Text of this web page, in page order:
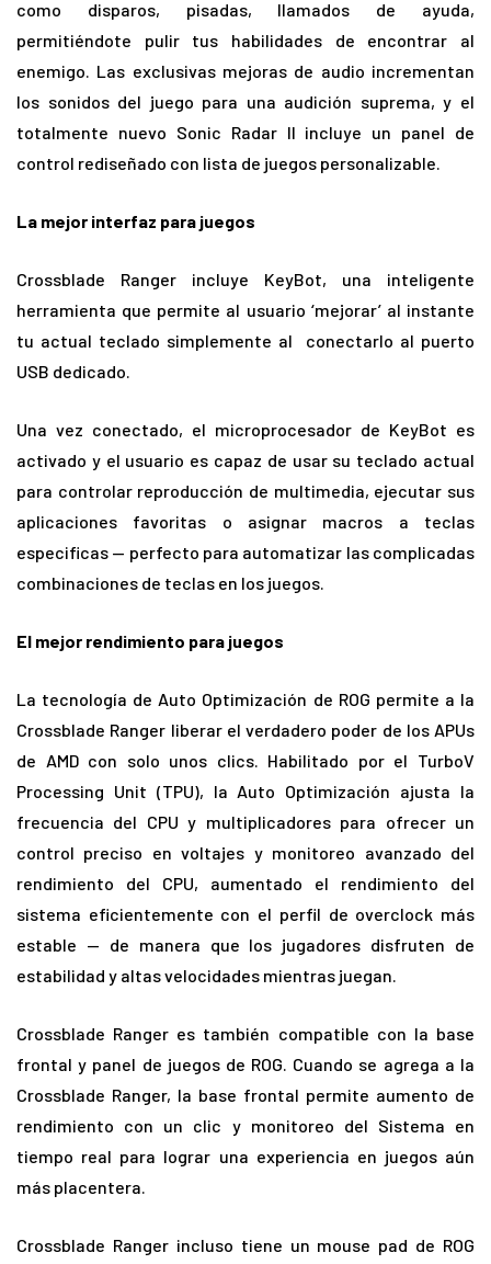
como disparos, pisadas, llamados de ayuda,
permitiéndote pulir tus habilidades de encontrar al
enemigo. Las exclusivas mejoras de audio incrementan
los sonidos del juego para una audición suprema, y el
totalmente nuevo Sonic Radar II incluye un panel de
control rediseñado con lista de juegos personalizable.
La mejor interfaz para juegos
Crossblade Ranger incluye KeyBot, una inteligente
herramienta que permite al usuario ‘mejorar’ al instante
tu actual teclado simplemente al conectarlo al puerto
USB dedicado.
Una vez conectado, el microprocesador de KeyBot es
activado y el usuario es capaz de usar su teclado actual
para controlar reproducción de multimedia, ejecutar sus
aplicaciones favoritas o asignar macros a teclas
especificas — perfecto para automatizar las complicadas
combinaciones de teclas en los juegos.
El mejor rendimiento para juegos
La tecnología de Auto Optimización de ROG permite a la
Crossblade Ranger liberar el verdadero poder de los APUs
de AMD con solo unos clics. Habilitado por el TurboV
Processing Unit (TPU), la Auto Optimización ajusta la
frecuencia del CPU y multiplicadores para ofrecer un
control preciso en voltajes y monitoreo avanzado del
rendimiento del CPU, aumentado el rendimiento del
sistema eficientemente con el perfil de overclock más
estable — de manera que los jugadores disfruten de
estabilidad y altas velocidades mientras juegan.
Crossblade Ranger es también compatible con la base
frontal y panel de juegos de ROG. Cuando se agrega a la
Crossblade Ranger, la base frontal permite aumento de
rendimiento con un clic y monitoreo del Sistema en
tiempo real para lograr una experiencia en juegos aún
más placentera.
Crossblade Ranger incluso tiene un mouse pad de ROG